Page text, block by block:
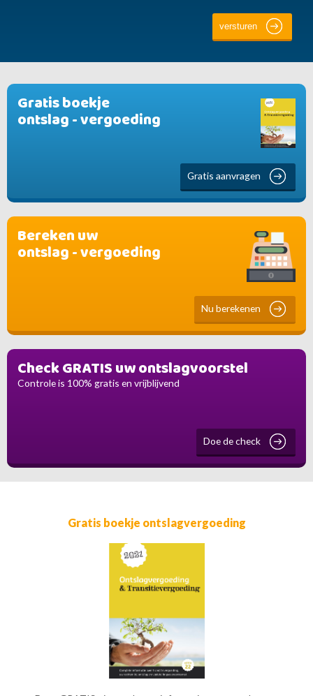
Gratis boekje
ontslag - vergoeding
Gratis aanvragen
Bereken uw
ontslag - vergoeding
Nu berekenen
Check GRATIS uw ontslagvoorstel
Controle is 100% gratis en vrijblijvend
Doe de check
Gratis boekje ontslagvergoeding